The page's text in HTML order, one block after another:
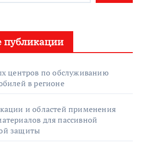
публикации
центров по обслуживанию
в регионе
и областей применения
для пассивной
защиты